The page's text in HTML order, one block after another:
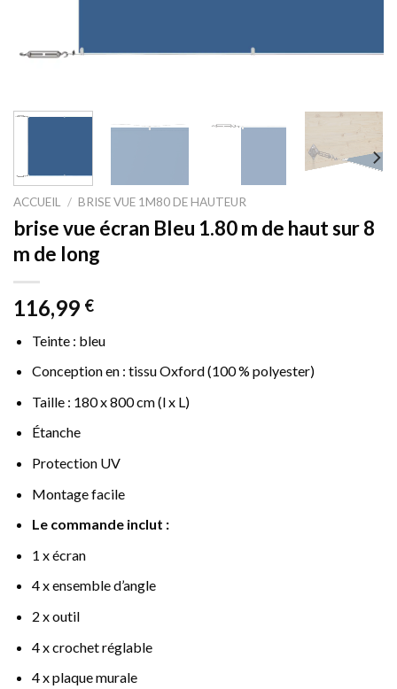
ACCUEIL / BRISE VUE 1M80 DE HAUTEUR
brise vue écran Bleu 1.80 m de haut sur 8
m de long
116,99 €
Teinte : bleu
Conception en : tissu Oxford (100 % polyester)
Taille : 180 x 800 cm (l x L)
Étanche
Protection UV
Montage facile
Le commande inclut :
1 x écran
4 x ensemble d’angle
2 x outil
4 x crochet réglable
4 x plaque murale